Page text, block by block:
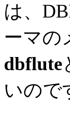
は、
ーマの
dbflute
いので